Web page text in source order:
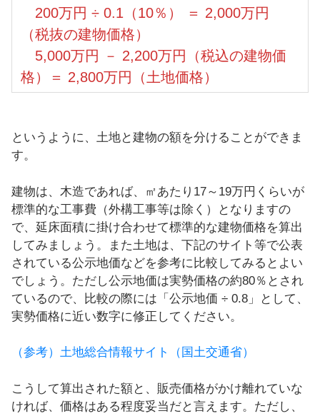
200万円 ÷ 0.1（10％） ＝ 2,000万円
（税抜の建物価格）
5,000万円 － 2,200万円（税込の建物価
格）＝ 2,800万円（土地価格）
というように、土地と建物の額を分けることができま
す。
建物は、木造であれば、㎡あたり17～19万円くらいが
標準的な工事費（外構工事等は除く）となりますの
で、延床面積に掛け合わせて標準的な建物価格を算出
してみましょう。また土地は、下記のサイト等で公表
されている公示地価などを参考に比較してみるとよい
でしょう。ただし公示地価は実勢価格の約80％とされ
ているので、比較の際には「公示地価 ÷ 0.8」として、
実勢価格に近い数字に修正してください。
（参考）土地総合情報サイト（国土交通省）
こうして算出された額と、販売価格がかけ離れていな
ければ、価格はある程度妥当だと言えます。ただし、